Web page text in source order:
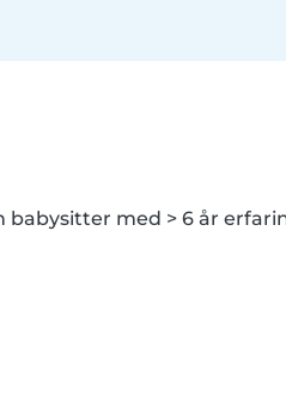
babysitter med > 6 år